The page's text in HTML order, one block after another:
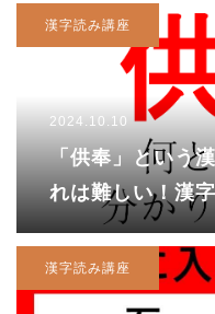
漢字読み講座
2024.10.10
「供奉」という
れは難しい！漢
す！！】
漢字読み講座